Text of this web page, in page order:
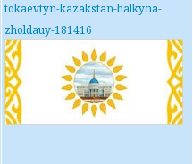
tokaevtyn-kazakstan-halkyna-
zholdauy-181416